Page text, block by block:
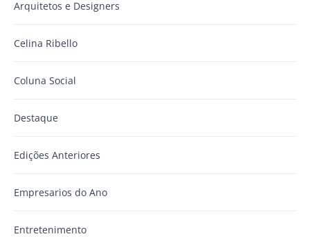
Arquitetos e Designers
Celina Ribello
Coluna Social
Destaque
Edições Anteriores
Empresarios do Ano
Entretenimento